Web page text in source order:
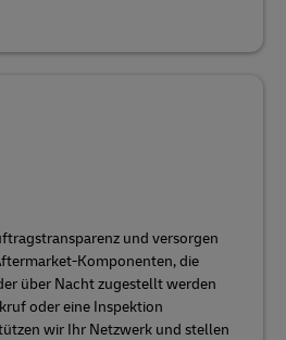
und versorgen
Komponenten, die
über Nacht zugestellt werden
oder eine Inspektion
wir Ihr Netzwerk und stellen